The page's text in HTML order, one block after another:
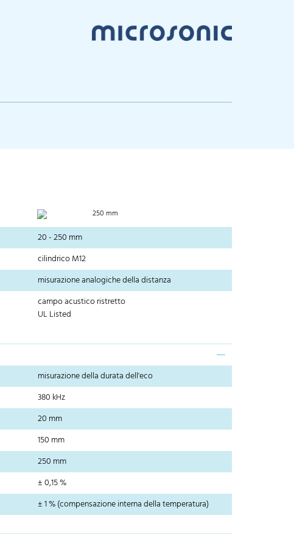
250 mm
20 - 250 mm
cilindrico M12
misurazione analogiche della distanza
campo acustico ristretto
UL Listed
misurazione della durata dell'eco
380 kHz
20 mm
150 mm
250 mm
± 0,15 %
± 1 % (compensazione interna della temperatura)